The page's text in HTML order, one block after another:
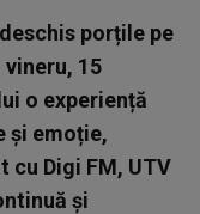
porțile pe
15
o experiență
și emoție,
cu Digi FM, UTV
și